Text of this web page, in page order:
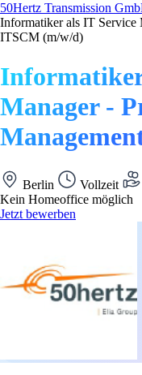
50Hertz Transmission
Informatiker als IT Service
ITSCM (m/w/d)
Manager -
Berlin Vollzeit
Kein Homeoffice möglich
Jetzt bewerben